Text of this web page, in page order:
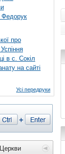
Федорук
про
в с. Сокіл
на сайті
Усі передруки